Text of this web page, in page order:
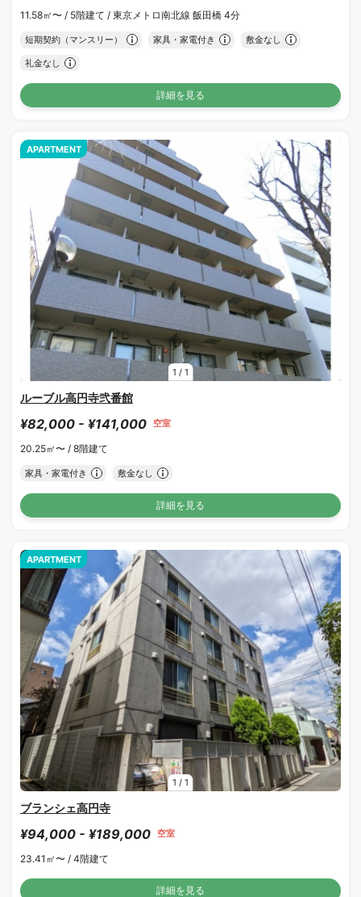
11.58㎡〜 / 5階建て / 東京メトロ南北線 飯田橋 4分
短期契約（マンスリー） 家具・家電付き 敷金なし
礼金なし
詳細を見る
1 / 1
APARTMENT
ルーブル高円寺弐番館
¥82,000 - ¥141,000 空室
20.25㎡〜 / 8階建て
家具・家電付き 敷金なし
詳細を見る
1 / 1
APARTMENT
ブランシェ高円寺
¥94,000 - ¥189,000 空室
23.41㎡〜 / 4階建て
詳細を見る